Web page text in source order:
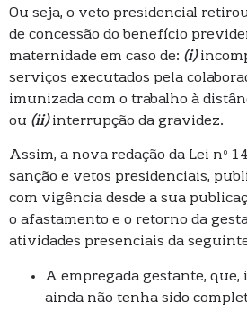
Ou seja, o veto presidencial
de concessão do benefício
maternidade em caso de: (i)
serviços executados pela
imunizada com o trabalho à
ou (ii)interrupção da gravidez.
Assim, a nova redação da Lei nº
sanção e vetos presidenciais,
com vigência desde a sua
o afastamento e o retorno da
atividades presenciais da
A empregada gestante,
ainda não tenha sido